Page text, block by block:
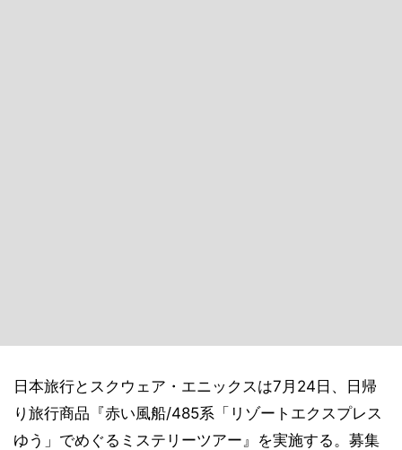
日本旅行とスクウェア・エニックスは7月24日、日帰
り旅行商品『赤い風船/485系「リゾートエクスプレス
ゆう」でめぐるミステリーツアー』を実施する。募集